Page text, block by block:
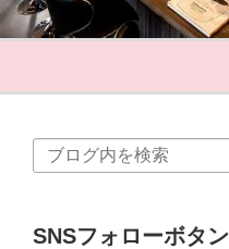
SNSフォローボタン